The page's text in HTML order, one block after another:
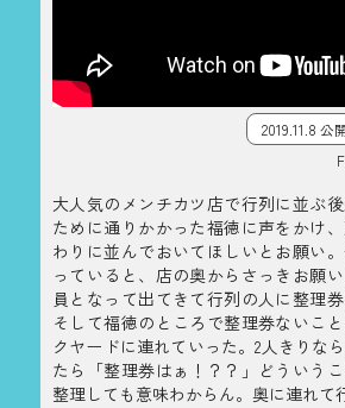
2019.11.8 公
大人気のメンチカツ店で行列に並ぶ
ために通りかかった福徳に声をかけ
わりに並んでおいてほしいとお願い
っていると、店の奥からさっきお願
員となって出てきて行列の人に整理券
そして福徳のところで整理券ないこ
クヤードに連れていった。2人きりな
たら「整理券はぁ！？？」どういう
整理しても意味わからん。奥に連れて